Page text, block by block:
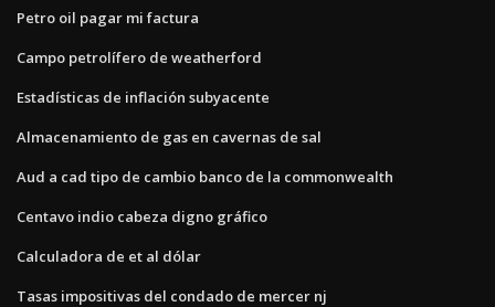
Petro oil pagar mi factura
Campo petrolífero de weatherford
Estadísticas de inflación subyacente
Almacenamiento de gas en cavernas de sal
Aud a cad tipo de cambio banco de la commonwealth
Centavo indio cabeza digno gráfico
Calculadora de et al dólar
Tasas impositivas del condado de mercer nj